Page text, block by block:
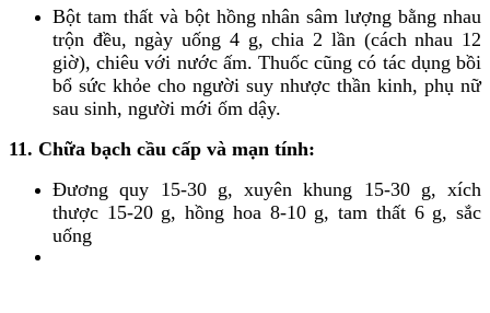
Bột tam thất và bột hồng nhân sâm lượng bằng nhau
trộn đều, ngày uống 4 g, chia 2 lần (cách nhau 12
giờ), chiêu với nước ấm. Thuốc cũng có tác dụng bồi
bổ sức khỏe cho người suy nhược thần kinh, phụ nữ
sau sinh, người mới ốm dậy.
11. Chữa bạch cầu cấp và mạn tính:
Đương quy 15-30 g, xuyên khung 15-30 g, xích
thược 15-20 g, hồng hoa 8-10 g, tam thất 6 g, sắc
uống